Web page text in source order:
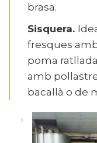
brasa.
Sisquera.
fresques
poma
amb
bacallà o de